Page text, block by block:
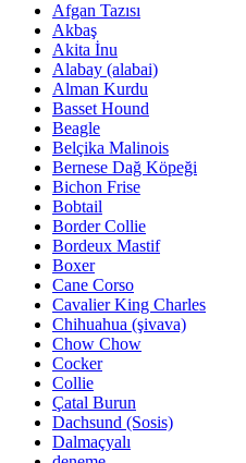
Afgan Tazısı
Akbaş
Akita İnu
Alabay (alabai)
Alman Kurdu
Basset Hound
Beagle
Belçika Malinois
Bernese Dağ Köpeği
Bichon Frise
Bobtail
Border Collie
Bordeux Mastif
Boxer
Cane Corso
Cavalier King Charles
Chihuahua (şivava)
Chow Chow
Cocker
Collie
Çatal Burun
Dachsund (Sosis)
Dalmaçyalı